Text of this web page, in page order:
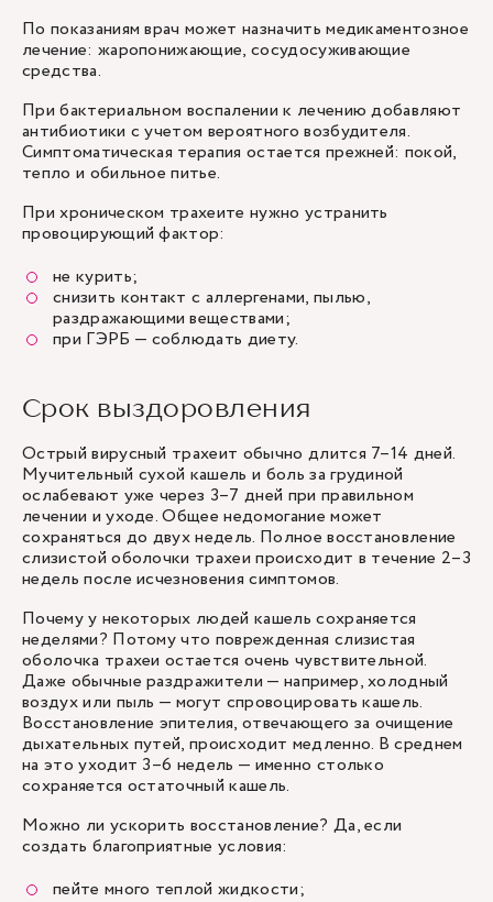
По показаниям врач может назначить медикаментозное
лечение: жаропонижающие, сосудосуживающие
средства.
При бактериальном воспалении к лечению добавляют
антибиотики с учетом вероятного возбудителя.
Симптоматическая терапия остается прежней: покой,
тепло и обильное питье.
При хроническом трахеите нужно устранить
провоцирующий фактор:
не курить;
снизить контакт с аллергенами, пылью,
раздражающими веществами;
при ГЭРБ — соблюдать диету.
Срок выздоровления
Острый вирусный трахеит обычно длится 7–14 дней.
Мучительный сухой кашель и боль за грудиной
ослабевают уже через 3–7 дней при правильном
лечении и уходе. Общее недомогание может
сохраняться до двух недель. Полное восстановление
слизистой оболочки трахеи происходит в течение 2–3
недель после исчезновения симптомов.
Почему у некоторых людей кашель сохраняется
неделями? Потому что поврежденная слизистая
оболочка трахеи остается очень чувствительной.
Даже обычные раздражители — например, холодный
воздух или пыль — могут спровоцировать кашель.
Восстановление эпителия, отвечающего за очищение
дыхательных путей, происходит медленно. В среднем
на это уходит 3–6 недель — именно столько
сохраняется остаточный кашель.
Можно ли ускорить восстановление? Да, если
создать благоприятные условия:
пейте много теплой жидкости;